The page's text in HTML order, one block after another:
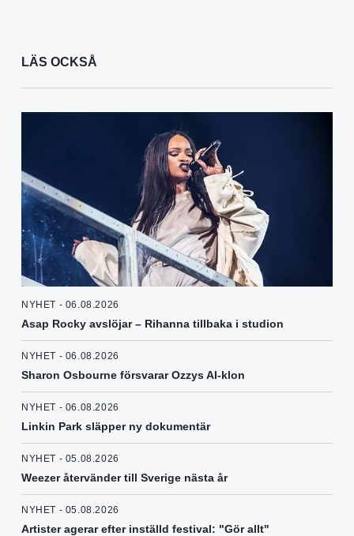
LÄS OCKSÅ
NYHET - 06.08.2026
Asap Rocky avslöjar – Rihanna tillbaka i studion
NYHET - 06.08.2026
Sharon Osbourne försvarar Ozzys AI-klon
NYHET - 06.08.2026
Linkin Park släpper ny dokumentär
NYHET - 05.08.2026
Weezer återvänder till Sverige nästa år
NYHET - 05.08.2026
Artister agerar efter inställd festival: "Gör allt"